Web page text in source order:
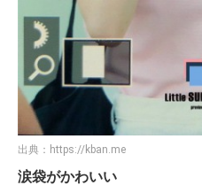
出典： https://kban.me
涙袋がかわいい